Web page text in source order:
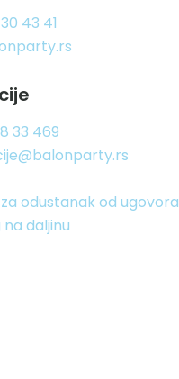
43 41
33 469
odustanak od ugovora
daljinu